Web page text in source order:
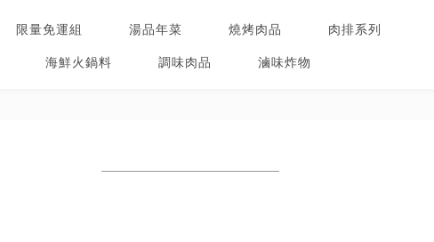
限量免運組 湯品年菜 燒烤肉品 肉排系列
海鮮火鍋料 調味肉品 滷味炸物